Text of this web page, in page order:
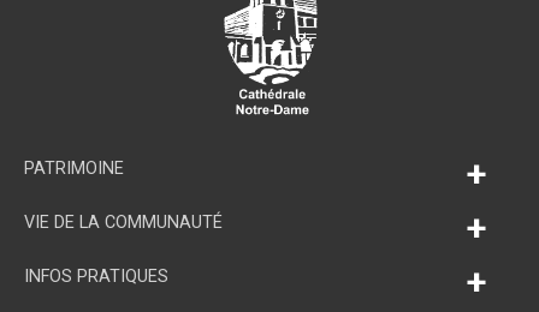
PATRIMOINE +
VIE DE LA COMMUNAUTÉ +
INFOS PRATIQUES +